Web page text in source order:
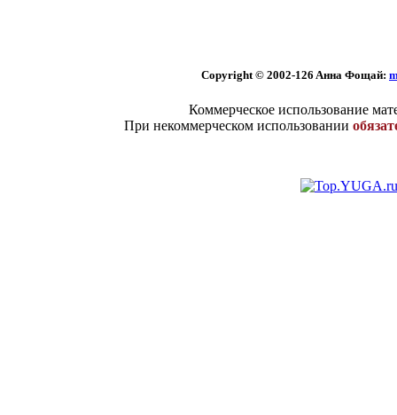
Copyright © 2002-126 Aннa Фoщaй:
Коммерческое использование
При некоммерческом использовании